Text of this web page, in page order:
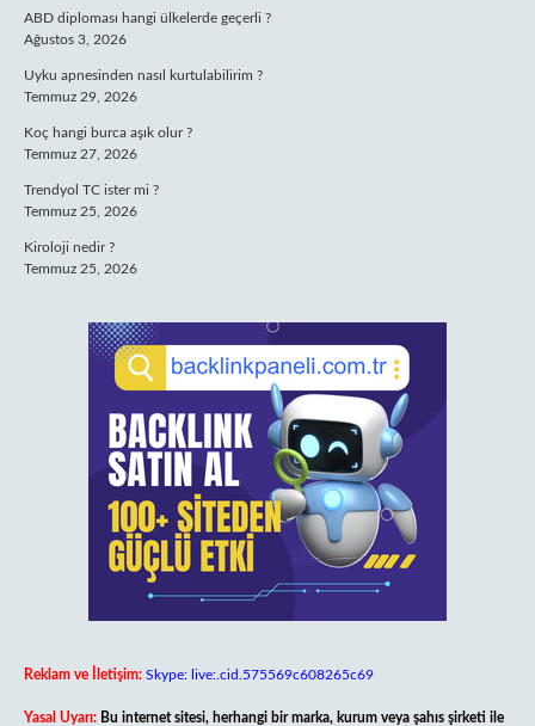
ABD diploması hangi ülkelerde geçerli ?
Ağustos 3, 2026
Uyku apnesinden nasıl kurtulabilirim ?
Temmuz 29, 2026
Koç hangi burca aşık olur ?
Temmuz 27, 2026
Trendyol TC ister mi ?
Temmuz 25, 2026
Kiroloji nedir ?
Temmuz 25, 2026
Reklam ve İletişim: Skype: live:.cid.575569c608265c69
Yasal Uyarı: Bu internet sitesi, herhangi bir marka, kurum veya şahıs şirketi ile